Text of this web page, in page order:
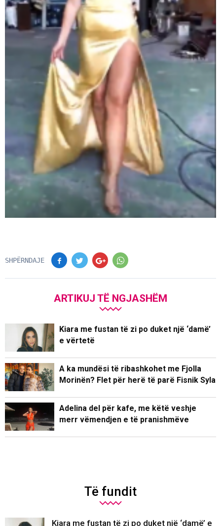
SHPËRNDAJE
ARTIKUJ TË NGJASHËM
Kiara me fustan të zi po duket një ‘damë’
e vërtetë
A ka mundësi të ribashkohet me Fjolla
Morinën? Flet për herë të parë Fisnik Syla
Adelina del për kafe, me këtë veshje
merr vëmendjen e të pranishmëve
Të fundit
Kiara me fustan të zi po duket një ‘damë’ e